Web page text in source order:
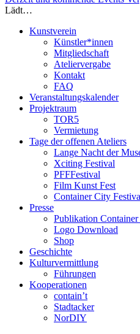
Lädt…
Kunstverein
Künstler*innen
Mitgliedschaft
Ateliervergabe
Kontakt
FAQ
Veranstaltungskalender
Projektraum
TOR5
Vermietung
Tage der offenen Ateliers
Lange Nacht der
Xciting Festival
PFFFestival
Film Kunst Fest
Container City
Presse
Publikation
Logo Download
Shop
Geschichte
Kulturvermittlung
Führungen
Kooperationen
contain’t
Stadtacker
NorDIY